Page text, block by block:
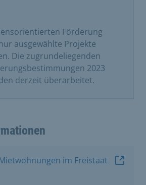
Förderung
ausgewählte Projekte
Die zugrundeliegenden
2023
derzeit überarbeitet.
im Freistaat